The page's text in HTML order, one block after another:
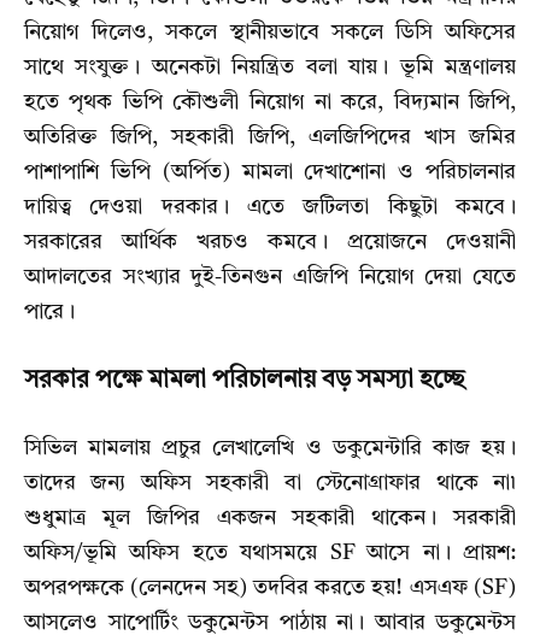
নিয়োগ দিলেও, সকলে স্থানীয়ভাবে সকলে ডিসি অফিসের
সাথে সংযুক্ত। অনেকটা নিয়ন্ত্রিত বলা যায়। ভূমি মন্ত্রণালয়
হতে পৃথক ভিপি কৌশুলী নিয়োগ না করে, বিদ্যমান জিপি,
অতিরিক্ত জিপি, সহকারী জিপি, এলজিপিদের খাস জমির
পাশাপাশি ভিপি (অর্পিত) মামলা দেখাশোনা ও পরিচালনার
দায়িত্ব দেওয়া দরকার। এতে জটিলতা কিছুটা কমবে।
সরকারের আর্থিক খরচও কমবে। প্রয়োজনে দেওয়ানী
আদালতের সংখ্যার দুই-তিনগুন এজিপি নিয়োগ দেয়া যেতে
পারে।
সরকার পক্ষে মামলা পরিচালনায় বড় সমস্যা হচ্ছে
সিভিল মামলায় প্রচুর লেখালেখি ও ডকুমেন্টারি কাজ হয়।
তাদের জন্য অফিস সহকারী বা স্টেনোগ্রাফার থাকে না৷
শুধুমাত্র মূল জিপির একজন সহকারী থাকেন। সরকারী
অফিস/ভূমি অফিস হতে যথাসময়ে SF আসে না। প্রায়শ:
অপরপক্ষকে (লেনদেন সহ) তদবির করতে হয়! এসএফ (SF)
আসলেও সাপোর্টিং ডকুমেন্টস পাঠায় না। আবার ডকুমেন্টস